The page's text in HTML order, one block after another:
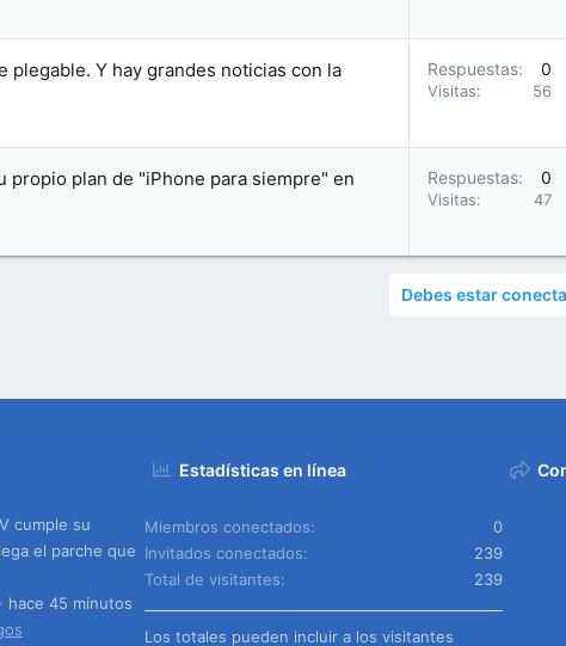
plegable. Y hay grandes noticias con la
Respuestas 0
Visitas 56
propio plan de "iPhone para siempre" en
Respuestas 0
Visitas 47
Debes estar
cumple su
el parche que
hace 45 minutos
Estadísticas en línea
Miembros conectados
0
Invitados conectados
239
Total de visitantes
239
Los totales pueden incluir a los visitantes